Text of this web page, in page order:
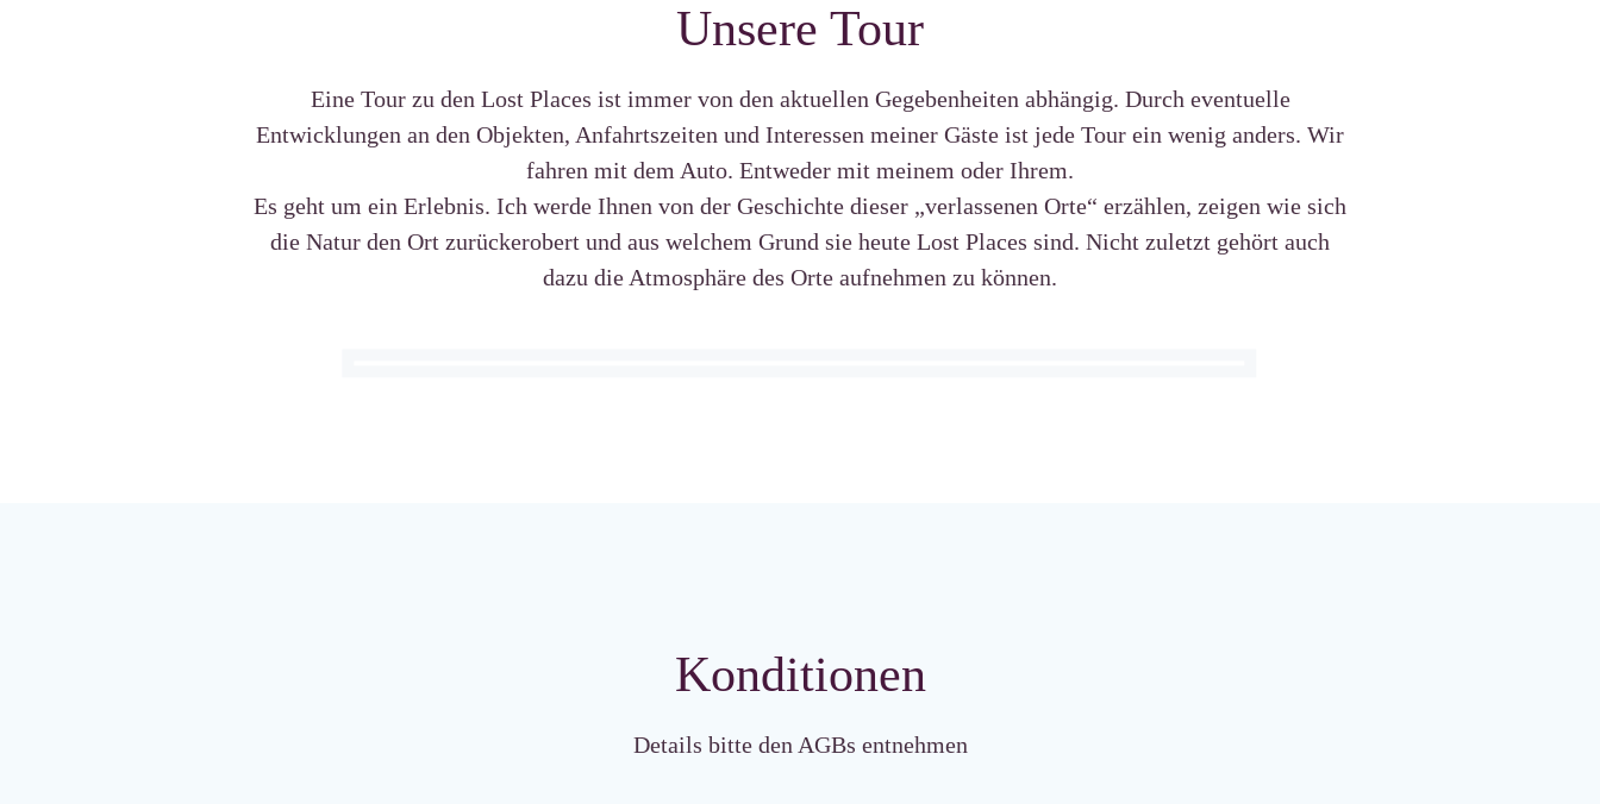
Unsere Tour
Eine Tour zu den Lost Places ist immer von den aktuellen Gegebenheiten abhängig. Durch eventuelle
Entwicklungen an den Objekten, Anfahrtszeiten und Interessen meiner Gäste ist jede Tour ein wenig anders. Wir
fahren mit dem Auto. Entweder mit meinem oder Ihrem.
Es geht um ein Erlebnis. Ich werde Ihnen von der Geschichte dieser „verlassenen Orte“ erzählen, zeigen wie sich
die Natur den Ort zurückerobert und aus welchem Grund sie heute Lost Places sind. Nicht zuletzt gehört auch
dazu die Atmosphäre des Orte aufnehmen zu können.
Konditionen
Details bitte den AGBs entnehmen